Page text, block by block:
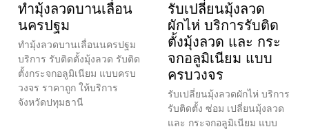
ทำมุ้งลวดบานเลื่อน
นครปฐม
ทำมุ้งลวดบานเลื่อนนครปฐม
บริการ รับติดตั้งมุ้งลวด รับติด
ตั้งกระจกอลูมิเนียม แบบครบ
วงจร ราคาถูก ให้บริการ
จังหวัดปทุมธานี
รับเปลี่ยนมุ้งลวด
ผักไห่ บริการรับติด
ตั้งมุ้งลวด และ กระ
จกอลูมิเนียม แบบ
ครบวงจร
รับเปลี่ยนมุ้งลวดผักไห่ บริการ
รับติดตั้ง ซ่อม เปลี่ยนมุ้งลวด
และ กระจกอลูมิเนียม แบบ